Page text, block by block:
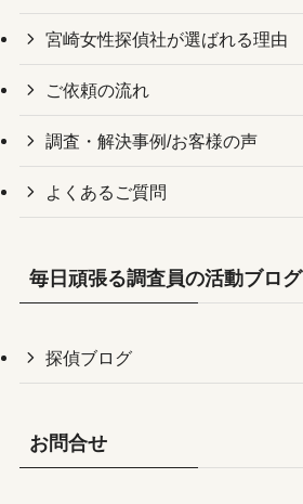
宮崎女性探偵社が選ばれる理由
ご依頼の流れ
調査・解決事例/お客様の声
よくあるご質問
毎日頑張る調査員の活動ブログ
探偵ブログ
お問合せ